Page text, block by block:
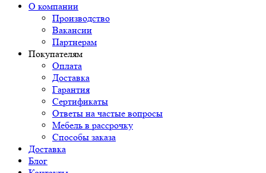
О компании
Производство
Вакансии
Партнерам
Покупателям
Оплата
Доставка
Гарантия
Сертификаты
Ответы на частые вопросы
Мебель в рассрочку
Способы заказа
Доставка
Блог